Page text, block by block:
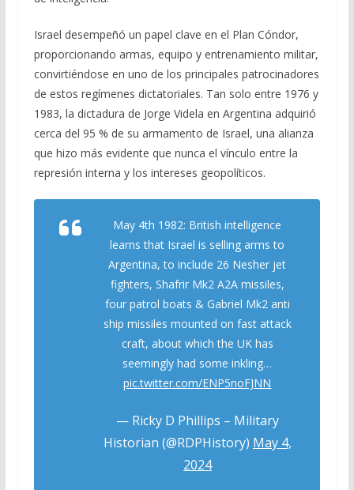
Israel desempeñó un papel clave en el Plan Cóndor,
proporcionando armas, equipo y entrenamiento militar,
convirtiéndose en uno de los principales patrocinadores
de estos regímenes dictatoriales. Tan solo entre 1976 y
1983, la dictadura de Jorge Videla en Argentina adquirió
cerca del 95 % de su armamento de Israel, una alianza
que hizo más evidente que nunca el vínculo entre la
represión interna y los intereses geopolíticos.
May 4th 1982: British intelligence
learns that Israel is selling arms to
Argentina, to include 26 Nesher jet
fighters, Shafrir Mk2 A2A missiles,
four patrol boats & Gabriel Mk2 anti
ship missiles mounted on fast attack
craft, about which the UK has
seemingly had some inkling…
pic.twitter.com/ENP5noFJNN
— Ricky D Phillips – Military
Historian (@RDPHistory) May 4,
2024